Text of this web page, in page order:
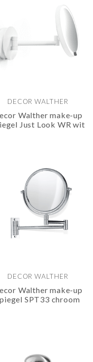
DECOR WALTHER
Walther make-up
Just Look WR wit
DECOR WALTHER
Walther make-up
SPT33 chroom